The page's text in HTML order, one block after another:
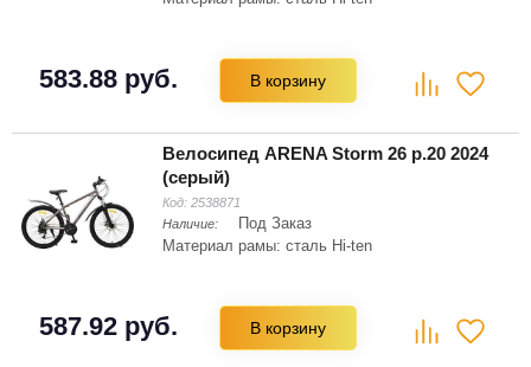
583.88 руб. В корзину
Велосипед ARENA Storm 26 р.20 2024
(серый)
Код: 2538871
Наличие:
Под Заказ
Материал рамы: сталь Hi-ten
587.92 руб. В корзину